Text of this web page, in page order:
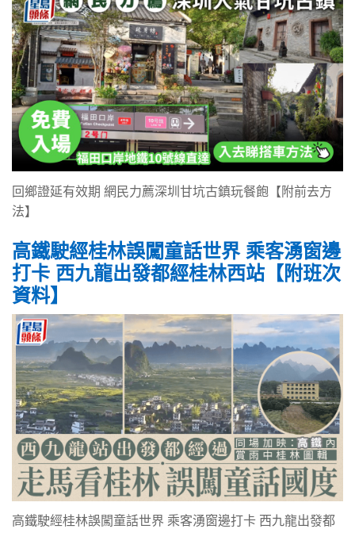
回鄉證延有效期 網民力薦深圳甘坑古鎮玩餐飽【附前去方
法】
高鐵駛經桂林誤闖童話世界 乘客湧窗邊
打卡 西九龍出發都經桂林西站【附班次
資料】
高鐵駛經桂林誤闖童話世界 乘客湧窗邊打卡 西九龍出發都